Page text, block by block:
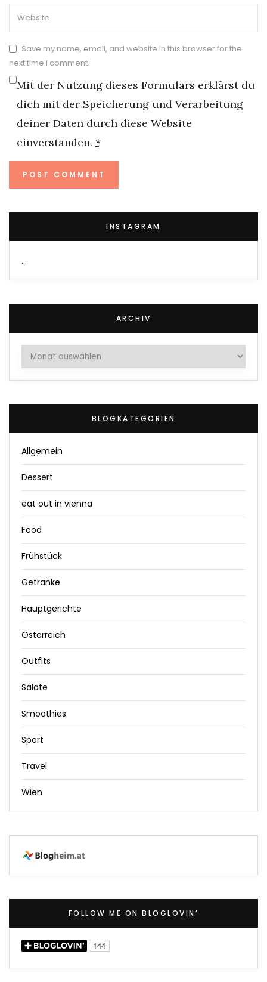
Save my name, email, and website in this browser for the
next time I comment.
Mit der Nutzung dieses Formulars erklärst du
dich mit der Speicherung und Verarbeitung
deiner Daten durch diese Website
einverstanden. *
INSTAGRAM
…
ARCHIV
Archiv
BLOGKATEGORIEN
Allgemein
Dessert
eat out in vienna
Food
Frühstück
Getränke
Hauptgerichte
Österreich
Outfits
Salate
Smoothies
Sport
Travel
Wien
FOLLOW ME ON BLOGLOVIN’